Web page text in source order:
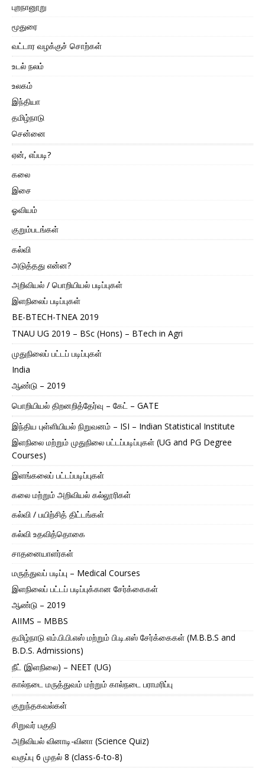
புறநானூறு
மூதுரை
வட்டார வழக்குச் சொற்கள்
உடல் நலம்
உலகம்
இந்தியா
தமிழ்நாடு
சென்னை
ஏன், எப்படி?
கலை
இசை
ஓவியம்
குறும்படங்கள்
கல்வி
அடுத்தது என்ன?
அறிவியல் / பொறியியல் படிப்புகள்
இளநிலைப் படிப்புகள்
BE-BTECH-TNEA 2019
TNAU UG 2019 – BSc (Hons) – BTech in Agri
முதுநிலைப் பட்டப் படிப்புகள்
India
ஆண்டு – 2019
பொறியியல் திறனறித்தேர்வு – கேட் – GATE
இந்திய புள்ளியியல் நிறுவனம் – ISI – Indian Statistical Institute
இளநிலை மற்றும் முதுநிலை பட்டப்படிப்புகள் (UG and PG Degree
Courses)
இளங்கலைப் பட்டப்படிப்புகள்
கலை மற்றும் அறிவியல் கல்லூரிகள்
கல்வி / பயிற்சித் திட்டங்கள்
கல்வி உதவித்தொகை
சாதனையாளர்கள்
மருத்துவப் படிப்பு – Medical Courses
இளநிலைப் பட்டப் படிப்புக்கான சேர்க்கைகள்
ஆண்டு – 2019
AIIMS – MBBS
தமிழ்நாடு எம்.பி.பி.எஸ் மற்றும் பி.டி.எஸ் சேர்க்கைகள் (M.B.B.S and
B.D.S. Admissions)
நீட் (இளநிலை) – NEET (UG)
கால்நடை மருத்துவம் மற்றும் கால்நடை பராமரிப்பு
குறுந்தகவல்கள்
சிறுவர் பகுதி
அறிவியல் வினாடி-வினா (Science Quiz)
வகுப்பு 6 முதல் 8 (class-6-to-8)